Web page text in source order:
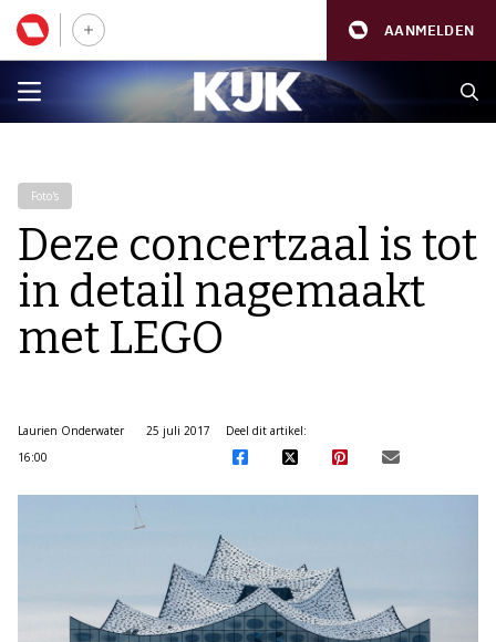
AANMELDEN
Foto's
Deze concertzaal is tot
in detail nagemaakt
met LEGO
Laurien Onderwater
25 juli 2017
16:00
Deel dit artikel: